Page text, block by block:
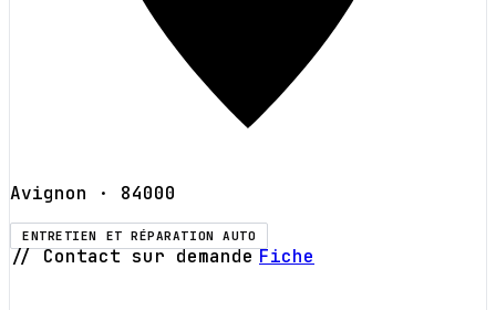
Avignon · 84000
ENTRETIEN ET RÉPARATION AUTO
// Contact sur demande Fiche